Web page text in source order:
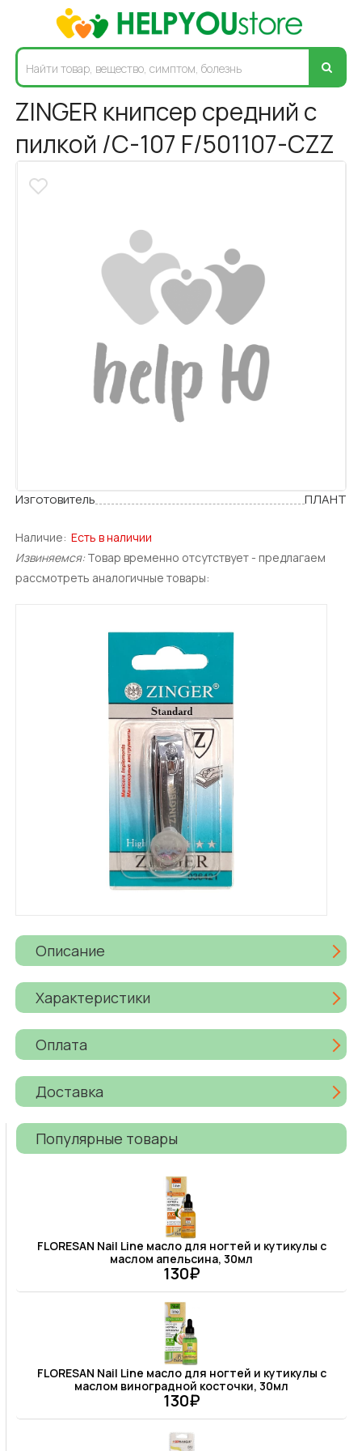
ZINGER книпсер средний с
пилкой /C-107 F/501107-CZZ
Изготовитель ПЛАНТ
Наличие: Есть в наличии
Извиняемся: Товар временно отсутствует - предлагаем
рассмотреть аналогичные товары:
Описание
Характеристики
Оплата
Доставка
Популярные товары
FLORESAN Nail Line масло для ногтей и кутикулы с
маслом апельсина, 30мл
130₽
FLORESAN Nail Line масло для ногтей и кутикулы с
маслом виноградной косточки, 30мл
130₽